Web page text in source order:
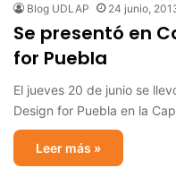
Blog UDLAP 24 junio,
Se presentó en
for Puebla
El jueves 20 de junio se
Design for Puebla en la
Leer más »